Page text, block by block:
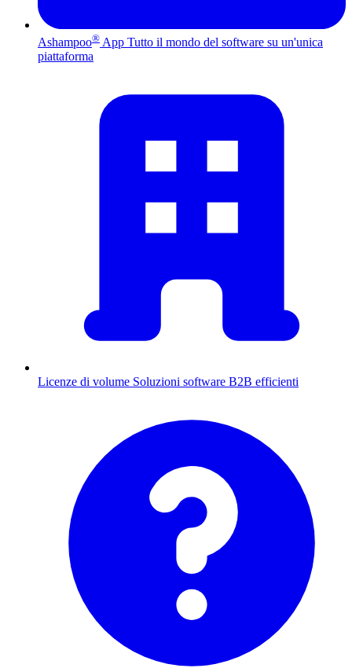
Ashampoo® App Tutto il mondo del software su un'unica
piattaforma
Licenze di volume Soluzioni software B2B efficienti